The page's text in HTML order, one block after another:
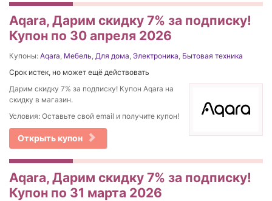
Aqara, Дарим скидку 7% за подписку!
Купон по 30 апреля 2026
Купоны: Aqara, Мебель, Для дома, Электроника, Бытовая техника
Срок истек, но может ещё действовать
Дарим скидку 7% за подписку! Купон Aqara на
скидку в магазин.
Условия: Оставьте свой email и получите купон!
Открыть купон
Aqara, Дарим скидку 7% за подписку!
Купон по 31 марта 2026